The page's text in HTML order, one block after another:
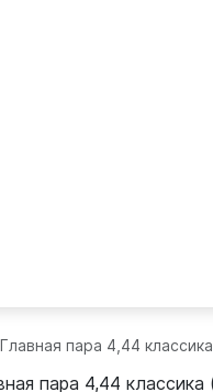
Главная пара 4,44 классика